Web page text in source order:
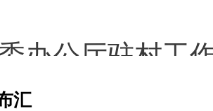
办公厅驻村工
汇